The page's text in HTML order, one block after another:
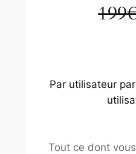
Par utilisateur
Tout ce dont